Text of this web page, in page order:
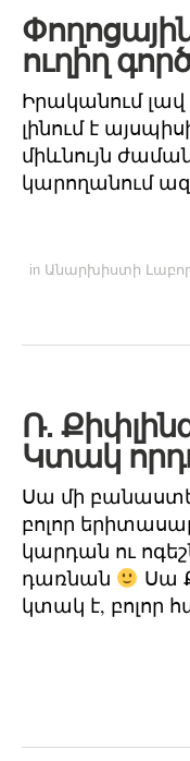
ուղիղ
Իրականում լավ
լինում է
միևնույն
կարողանում
in Անարխիստի
Ռ.
Կտակ
Սա մի
բոլոր
կարդան ու
դառնան
Սա
կտակ է, բոլոր